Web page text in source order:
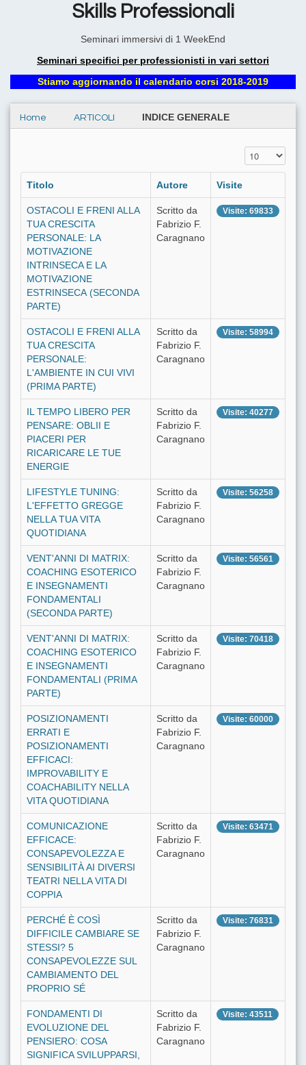
Skills Professionali
Seminari immersivi di 1 WeekEnd
Seminari specifici per professionisti in vari settori
Stiamo aggiornando il calendario corsi 2018-2019
Home ARTICOLI INDICE GENERALE
Visualizza n.
Titolo Autore Visite
OSTACOLI E FRENI ALLA
TUA CRESCITA
PERSONALE: LA
MOTIVAZIONE
INTRINSECA E LA
MOTIVAZIONE
ESTRINSECA (SECONDA
PARTE)
Scritto da
Fabrizio F.
Caragnano
Visite: 69833
OSTACOLI E FRENI ALLA
TUA CRESCITA
PERSONALE:
L'AMBIENTE IN CUI VIVI
(PRIMA PARTE)
Scritto da
Fabrizio F.
Caragnano
Visite: 58994
IL TEMPO LIBERO PER
PENSARE: OBLII E
PIACERI PER
RICARICARE LE TUE
ENERGIE
Scritto da
Fabrizio F.
Caragnano
Visite: 40277
LIFESTYLE TUNING:
L'EFFETTO GREGGE
NELLA TUA VITA
QUOTIDIANA
Scritto da
Fabrizio F.
Caragnano
Visite: 56258
VENT'ANNI DI MATRIX:
COACHING ESOTERICO
E INSEGNAMENTI
FONDAMENTALI
(SECONDA PARTE)
Scritto da
Fabrizio F.
Caragnano
Visite: 56561
VENT'ANNI DI MATRIX:
COACHING ESOTERICO
E INSEGNAMENTI
FONDAMENTALI (PRIMA
PARTE)
Scritto da
Fabrizio F.
Caragnano
Visite: 70418
POSIZIONAMENTI
ERRATI E
POSIZIONAMENTI
EFFICACI:
IMPROVABILITY E
COACHABILITY NELLA
VITA QUOTIDIANA
Scritto da
Fabrizio F.
Caragnano
Visite: 60000
COMUNICAZIONE
EFFICACE:
CONSAPEVOLEZZA E
SENSIBILITÀ AI DIVERSI
TEATRI NELLA VITA DI
COPPIA
Scritto da
Fabrizio F.
Caragnano
Visite: 63471
PERCHÉ È COSÌ
DIFFICILE CAMBIARE SE
STESSI? 5
CONSAPEVOLEZZE SUL
CAMBIAMENTO DEL
PROPRIO SÉ
Scritto da
Fabrizio F.
Caragnano
Visite: 76831
FONDAMENTI DI
EVOLUZIONE DEL
PENSIERO: COSA
SIGNIFICA SVILUPPARSI,
Scritto da
Fabrizio F.
Caragnano
Visite: 43511